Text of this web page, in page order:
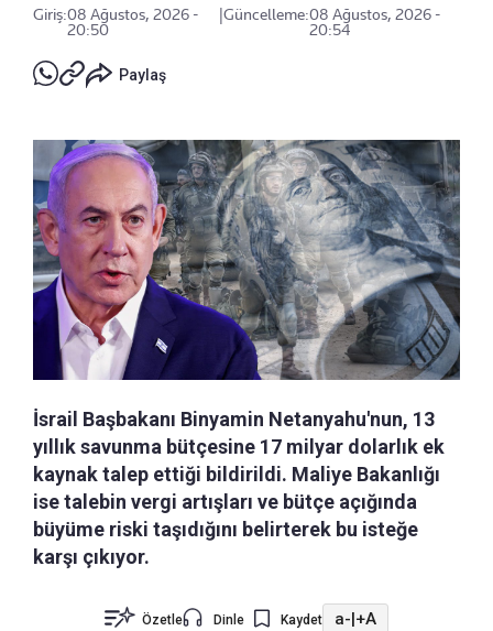
Giriş:08 Ağustos, 2026 -
20:50
Güncelleme:08 Ağustos, 2026 -
20:54
Paylaş
İsrail Başbakanı Binyamin Netanyahu'nun, 13
yıllık savunma bütçesine 17 milyar dolarlık ek
kaynak talep ettiği bildirildi. Maliye Bakanlığı
ise talebin vergi artışları ve bütçe açığında
büyüme riski taşıdığını belirterek bu isteğe
karşı çıkıyor.
Özetle Dinle Kaydet a- +A